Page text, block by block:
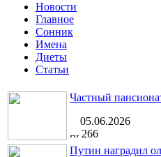
Новости
Главное
Сонник
Имена
Диеты
Статьи
Частный
05.06.2026
266
Путин наградил